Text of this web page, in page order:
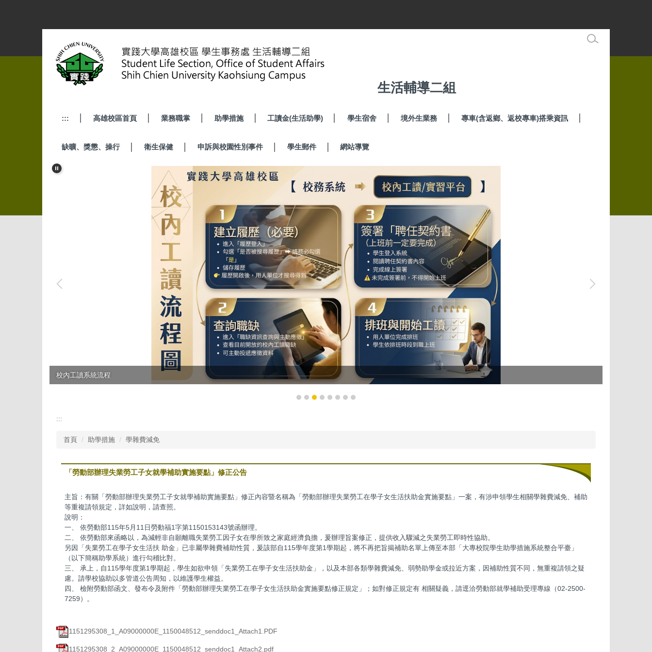
容
生活輔導二組
::: 高雄校區首頁 業務職掌 助學措施 工讀金(生活助學) 學生宿舍 境外生業務 專車(含返鄉、返校專車)搭乘資訊
缺曠、獎懲、操行 衛生保健 申訴與校園性別事件 學生郵件 網站導覽
校內工讀系統流程
:::
首頁 助學措施 學雜費減免
「勞動部辦理失業勞工子女就學補助實施要點」修正公告
主旨：有關「勞動部辦理失業勞工子女就學補助實施要點」修正內容暨名稱為「勞動部辦理失業勞工在學子女生活扶助金實施要點」一案，有涉申領學生相關學雜費減免、補助
等重複請領規定，詳如說明，請查照。
說明：
一、 依勞動部115年5月11日勞動福1字第1150153143號函辦理。
二、 依勞動部來函略以，為減輕非自願離職失業勞工因子女在學所致之家庭經濟負擔，爰辦理旨案修正，提供收入驟減之失業勞工即時性協助。
另因「失業勞工在學子女生活扶 助金」已非屬學雜費補助性質，爰該部自115學年度第1學期起，將不再把旨揭補助名單上傳至本部「大專校院學生助學措施系統整合平臺」
（以下簡稱助學系統）進行勾稽比對。
三、 承上，自115學年度第1學期起，學生如欲申領「失業勞工在學子女生活扶助金」，以及本部各類學雜費減免、弱勢助學金或拉近方案，因補助性質不同，無重複請領之疑
慮。請學校協助以多管道公告周知，以維護學生權益。
四、 檢附勞動部函文、發布令及附件「勞動部辦理失業勞工在學子女生活扶助金實施要點修正規定」；如對修正規定有 相關疑義，請逕洽勞動部就學補助受理專線（02-2500-
7259）。
1151295308_1_A09000000E_1150048512_senddoc1_Attach1.PDF
1151295308_2_A09000000E_1150048512_senddoc1_Attach2.pdf